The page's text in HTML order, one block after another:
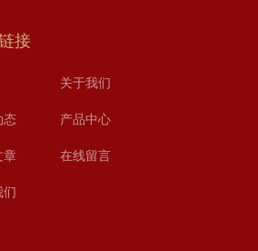
接
关于我们
态 产品中心
章 在线留言
们